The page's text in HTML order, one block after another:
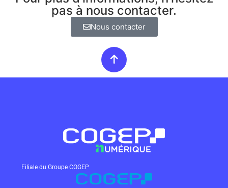
pas à nous contacter.
Nous contacter
Filiale du Groupe COGEP